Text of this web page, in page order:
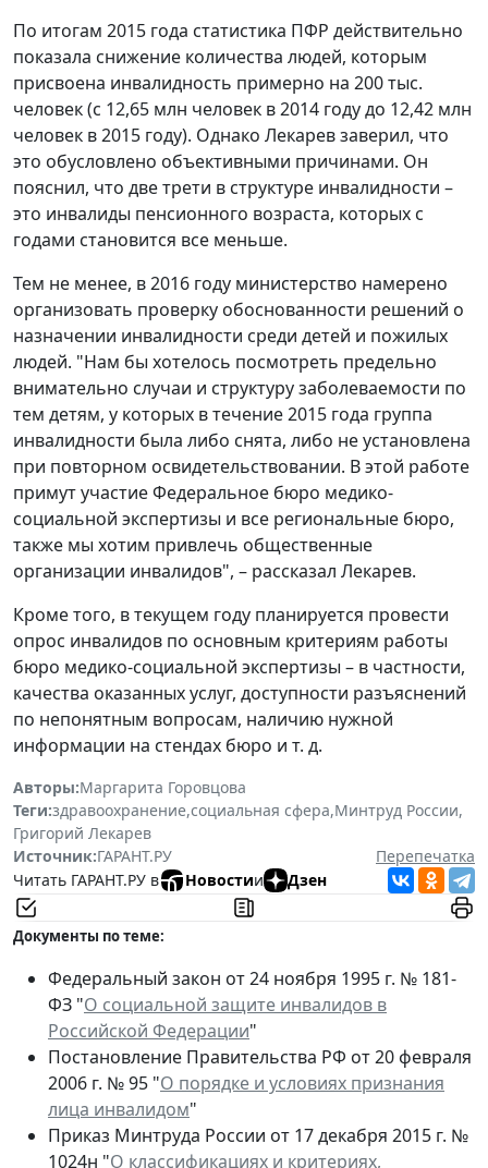
По итогам 2015 года статистика ПФР действительно
показала снижение количества людей, которым
присвоена инвалидность примерно на 200 тыс.
человек (с 12,65 млн человек в 2014 году до 12,42 млн
человек в 2015 году). Однако Лекарев заверил, что
это обусловлено объективными причинами. Он
пояснил, что две трети в структуре инвалидности –
это инвалиды пенсионного возраста, которых с
годами становится все меньше.
Тем не менее, в 2016 году министерство намерено
организовать проверку обоснованности решений о
назначении инвалидности среди детей и пожилых
людей. "Нам бы хотелось посмотреть предельно
внимательно случаи и структуру заболеваемости по
тем детям, у которых в течение 2015 года группа
инвалидности была либо снята, либо не установлена
при повторном освидетельствовании. В этой работе
примут участие Федеральное бюро медико-
социальной экспертизы и все региональные бюро,
также мы хотим привлечь общественные
организации инвалидов", – рассказал Лекарев.
Кроме того, в текущем году планируется провести
опрос инвалидов по основным критериям работы
бюро медико-социальной экспертизы – в частности,
качества оказанных услуг, доступности разъяснений
по непонятным вопросам, наличию нужной
информации на стендах бюро и т. д.
Авторы:Маргарита Горовцова
Теги:здравоохранение,социальная сфера,Минтруд России,
Григорий Лекарев
Источник:ГАРАНТ.РУ
Перепечатка
Читать ГАРАНТ.РУ в
Новостии Дзен
Документы по теме:
Федеральный закон от 24 ноября 1995 г. № 181-
ФЗ "О социальной защите инвалидов в
Российской Федерации"
Постановление Правительства РФ от 20 февраля
2006 г. № 95 "О порядке и условиях признания
лица инвалидом"
Приказ Минтруда России от 17 декабря 2015 г. №
1024н "О классификациях и критериях,